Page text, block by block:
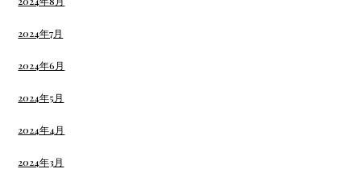
2024年7月
2024年6月
2024年5月
2024年4月
2024年3月